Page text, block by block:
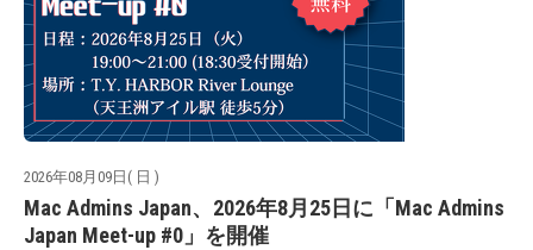
2026年08月09日( 日 )
Mac Admins Japan、2026年8月25日に「Mac Admins
Japan Meet-up #0」を開催